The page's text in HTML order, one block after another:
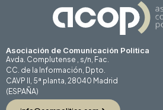
Asociación de Comunicación Politica
Avda. Complutense , s/n, Fac.
CC. de la Información, Dpto.
CAVP II, 5ª planta, 28040 Madrid
(ESPAÑA)